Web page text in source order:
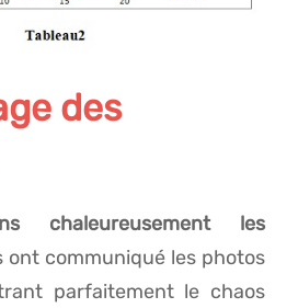
des
chaleureusement les
ont communiqué les photos
parfaitement le chaos